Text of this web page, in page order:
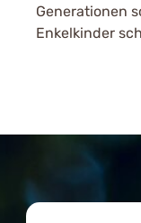
Generationen
Enkelkinder